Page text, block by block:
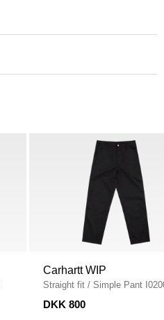
Carhartt WIP
Straight fit / Simple Pant
BLACK
DKK 800